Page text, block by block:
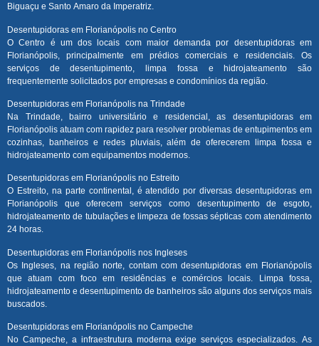
Biguaçu e Santo Amaro da Imperatriz.
Desentupidoras em Florianópolis no Centro
O Centro é um dos locais com maior demanda por desentupidoras em
Florianópolis, principalmente em prédios comerciais e residenciais. Os
serviços de desentupimento, limpa fossa e hidrojateamento são
frequentemente solicitados por empresas e condomínios da região.
Desentupidoras em Florianópolis na Trindade
Na Trindade, bairro universitário e residencial, as desentupidoras em
Florianópolis atuam com rapidez para resolver problemas de entupimentos em
cozinhas, banheiros e redes pluviais, além de oferecerem limpa fossa e
hidrojateamento com equipamentos modernos.
Desentupidoras em Florianópolis no Estreito
O Estreito, na parte continental, é atendido por diversas desentupidoras em
Florianópolis que oferecem serviços como desentupimento de esgoto,
hidrojateamento de tubulações e limpeza de fossas sépticas com atendimento
24 horas.
Desentupidoras em Florianópolis nos Ingleses
Os Ingleses, na região norte, contam com desentupidoras em Florianópolis
que atuam com foco em residências e comércios locais. Limpa fossa,
hidrojateamento e desentupimento de banheiros são alguns dos serviços mais
buscados.
Desentupidoras em Florianópolis no Campeche
No Campeche, a infraestrutura moderna exige serviços especializados. As